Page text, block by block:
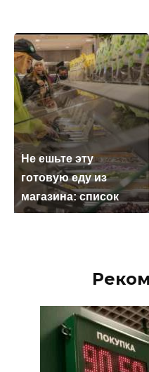
Не ешьте эту
готовую еду из
магазина: список